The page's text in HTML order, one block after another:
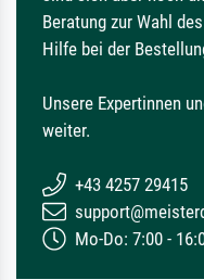
Beratung zur Wahl
Hilfe bei der
Unsere Expertinnen
weiter.
+43 4257 29415
Mo-Do: 7:00 -